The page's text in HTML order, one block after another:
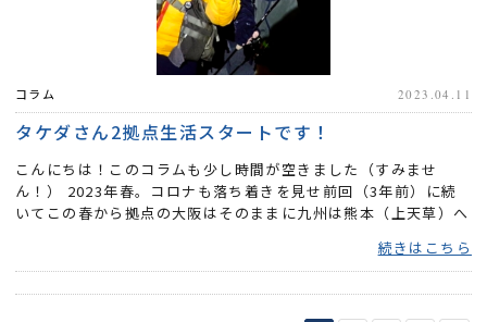
コラム 2023.04.11
タケダさん2拠点生活スタートです！
こんにちは！このコラムも少し時間が空きました（すみませ
ん！） 2023年春。コロナも落ち着きを見せ前回（3年前）に続
いてこの春から拠点の大阪はそのままに九州は熊本（上天草）へ
続きはこちら